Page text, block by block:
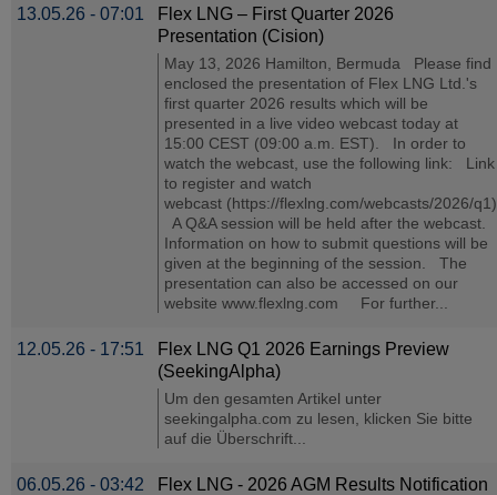
13.05.26 - 07:01
Flex LNG – First Quarter 2026
Presentation (Cision)
May 13, 2026 Hamilton, Bermuda Please find
enclosed the presentation of Flex LNG Ltd.'s
first quarter 2026 results which will be
presented in a live video webcast today at
15:00 CEST (09:00 a.m. EST). In order to
watch the webcast, use the following link: Link
to register and watch
webcast (https://flexlng.com/webcasts/2026/q1)
A Q&A session will be held after the webcast.
Information on how to submit questions will be
given at the beginning of the session. The
presentation can also be accessed on our
website www.flexlng.com For further...
12.05.26 - 17:51
Flex LNG Q1 2026 Earnings Preview
(SeekingAlpha)
Um den gesamten Artikel unter
seekingalpha.com zu lesen, klicken Sie bitte
auf die Überschrift...
06.05.26 - 03:42
Flex LNG - 2026 AGM Results Notification